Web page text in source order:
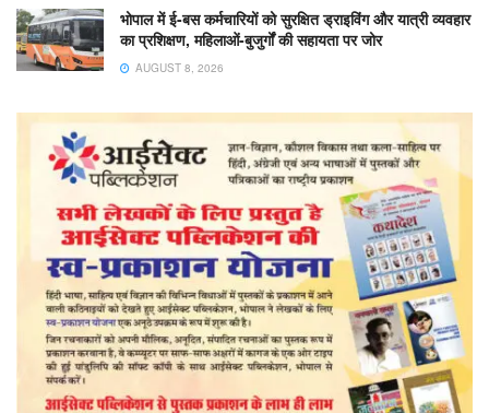
भोपाल में ई-बस कर्मचारियों को सुरक्षित ड्राइविंग और यात्री व्यवहार
का प्रशिक्षण, महिलाओं-बुजुर्गों की सहायता पर जोर
AUGUST 8, 2026